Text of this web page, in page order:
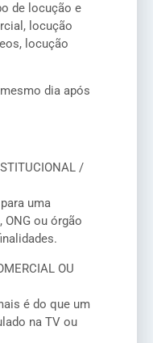
de locução e
locução
locução
dia após
/
uma
ou órgão
OU
é do que um
na TV ou